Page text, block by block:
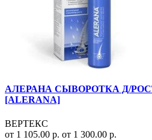
АЛЕРАНА СЫВОРОТКА Д/
[ALERANA]
ВЕРТЕКС
от 1 105.00 р. от 1 300.00 р.